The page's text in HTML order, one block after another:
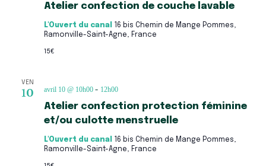
Atelier confection de couche lavable
L'Ouvert du canal
16 bis Chemin de Mange Pommes,
Ramonville-Saint-Agne, France
15€
VEN
10
Atelier confection protection féminine
et/ou culotte menstruelle
avril 10 @ 10h00- 12h00
L'Ouvert du canal
16 bis Chemin de Mange Pommes,
Ramonville-Saint-Agne, France